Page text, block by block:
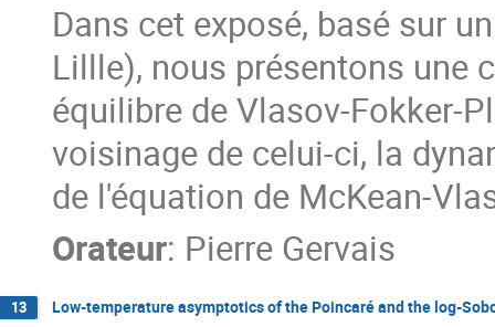
Dans cet exposé, basé sur
Lillle), nous présentons une
équilibre de Vlasov-Fokker-
voisinage de celui-ci, la
de l'équation de McKean-
Orateur: Pierre Gervais
13 Low-temperature asymptotics of the Poincaré and the log-